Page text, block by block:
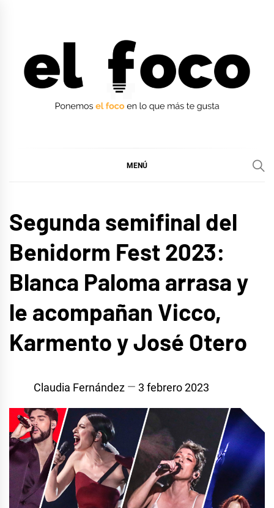
MENÚ
SERIES
Y TV
EUROFOCO
Segunda semifinal del
Benidorm Fest 2023:
Blanca Paloma arrasa y
le acompañan Vicco,
Karmento y José Otero
Claudia Fernández 3 febrero 2023